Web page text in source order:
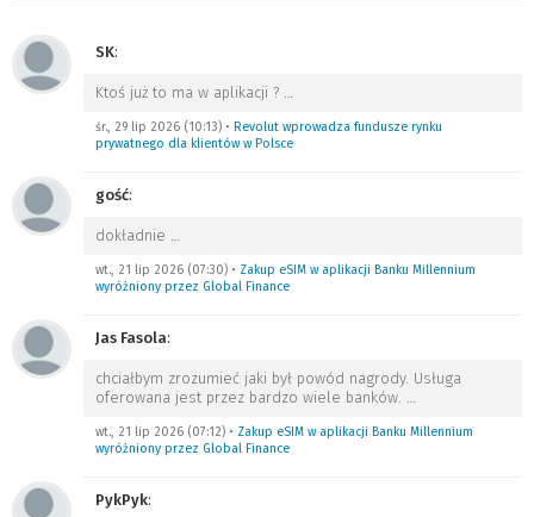
SK:
Ktoś już to ma w aplikacji ? …
śr., 29 lip 2026 (10:13) • Revolut wprowadza fundusze rynku
prywatnego dla klientów w Polsce
gość:
dokładnie …
wt., 21 lip 2026 (07:30) • Zakup eSIM w aplikacji Banku Millennium
wyróżniony przez Global Finance
Jas Fasola:
chciałbym zrozumieć jaki był powód nagrody. Usługa
oferowana jest przez bardzo wiele banków. …
wt., 21 lip 2026 (07:12) • Zakup eSIM w aplikacji Banku Millennium
wyróżniony przez Global Finance
PykPyk: